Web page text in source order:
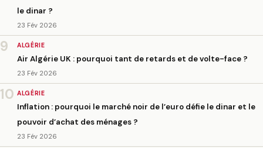
le dinar ?
23 Fév 2026
9 ALGÉRIE
Air Algérie UK : pourquoi tant de retards et de volte-face ?
23 Fév 2026
10 ALGÉRIE
Inflation : pourquoi le marché noir de l’euro défie le dinar et le
pouvoir d’achat des ménages ?
23 Fév 2026